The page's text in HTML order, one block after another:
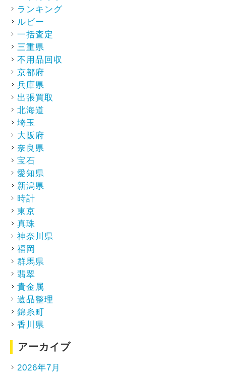
ランキング
ルビー
一括査定
三重県
不用品回収
京都府
兵庫県
出張買取
北海道
埼玉
大阪府
奈良県
宝石
愛知県
新潟県
時計
東京
真珠
神奈川県
福岡
群馬県
翡翠
貴金属
遺品整理
錦糸町
香川県
アーカイブ
2026年7月